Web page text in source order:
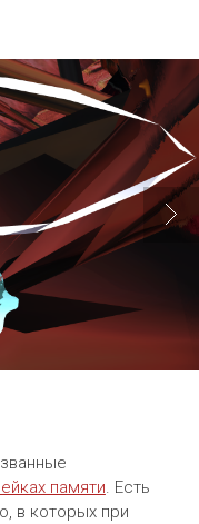
памяти. Есть
в которых при